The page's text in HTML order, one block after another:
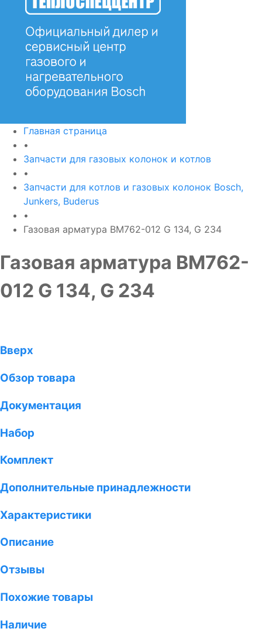
Главная страница
•
Запчасти для газовых колонок и котлов
•
Запчасти для котлов и газовых колонок Bosch,
Junkers, Buderus
•
Газовая арматура BM762-012 G 134, G 234
Газовая арматура BM762-
012 G 134, G 234
Вверх
Обзор товара
Документация
Набор
Комплект
Дополнительные принадлежности
Характеристики
Описание
Отзывы
Похожие товары
Наличие